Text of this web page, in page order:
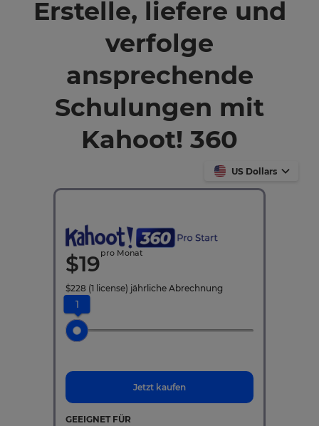
Erstelle, liefere und
verfolge
ansprechende
Schulungen mit
Kahoot! 360
US Dollars
$19pro Monat
$228 (1 license) jährliche Abrechnung
1
Jetzt kaufen
GEEIGNET FÜR